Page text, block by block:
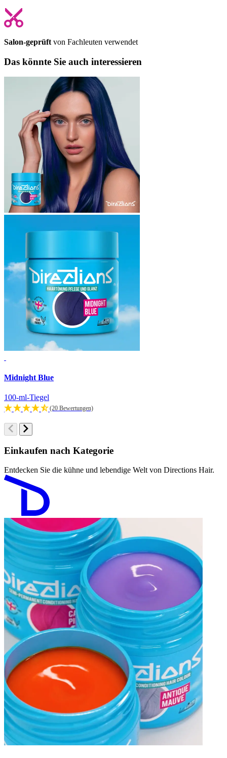
Salon-geprüft von Fachleuten verwendet
Das könnte Sie auch interessieren
Midnight Blue
100-ml-Tiegel
(20 Bewertungen)
Einkaufen nach Kategorie
Entdecken Sie die kühne und lebendige Welt von Directions Hair.